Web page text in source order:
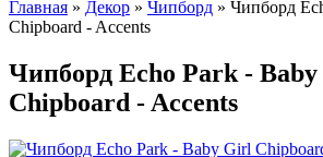
Главная » Декор » Чипборд » Чипборд
Chipboard - Accents
Чипборд Echo Park -
Chipboard - Accents